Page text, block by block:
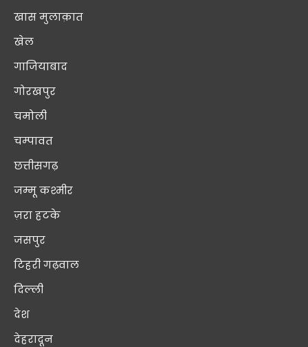
खास मुलाक़ात
खेल
गाजियाबाद
गोरखपुर
चमोली
चम्पावत
छत्तीसगढ़
जम्मू कश्मीर
ज़रा हटके
जसपुर
टिहरी गढ़वाल
दिल्ली
देश
देहरादून